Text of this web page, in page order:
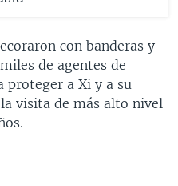
con banderas y
de agentes de
proteger a Xi y a su
visita de más alto nivel